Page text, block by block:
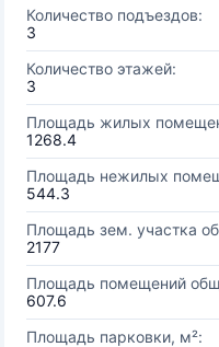
Количество подъездов:
3
Количество этажей:
3
Площадь жилых
1268.4
Площадь нежилых
544.3
Площадь зем. участка
2177
Площадь помещений
607.6
Площадь парковки, м²: